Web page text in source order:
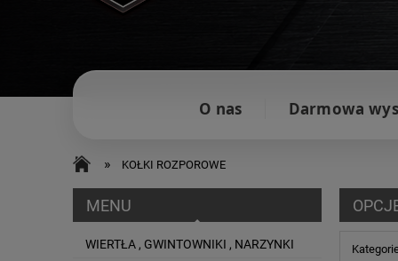
O nas Darmowa
» KOŁKI ROZPOROWE
MENU
WIERTŁA , GWINTOWNIKI , NARZYNKI